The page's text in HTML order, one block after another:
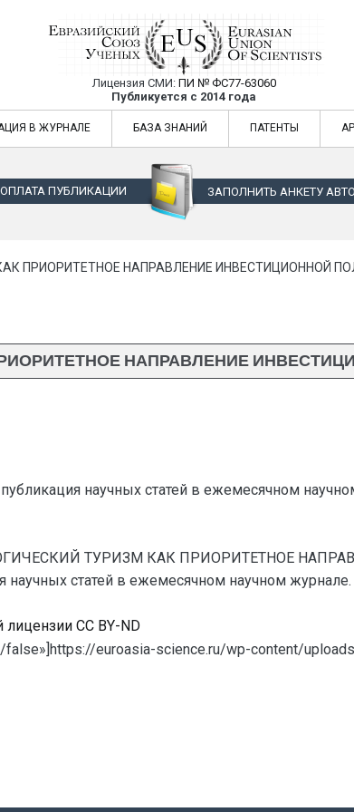
Евразийский Союз Ученых —
Лицензия СМИ: ПИ № ФС77-63060
Публикуется с 2014 года
Союз Ученых — публикация научных статей в
В ЖУРНАЛЕ БАЗА ЗНАНИЙ ПАТЕНТЫ
ОПЛАТА ПУБЛИКАЦИИ ЗАПОЛНИТЬ АНКЕТУ
ПРИОРИТЕТНОЕ НАПРАВЛЕНИЕ ИНВЕСТИЦИОННОЙ
НАПРАВЛЕНИЕ
научных статей в ежемесячном
ТУРИЗМ КАК ПРИОРИТЕТНОЕ
статей в ежемесячном научном журнале.
лицензии CC BY-ND
false»]https://euroasia-science.ru/wp-content/